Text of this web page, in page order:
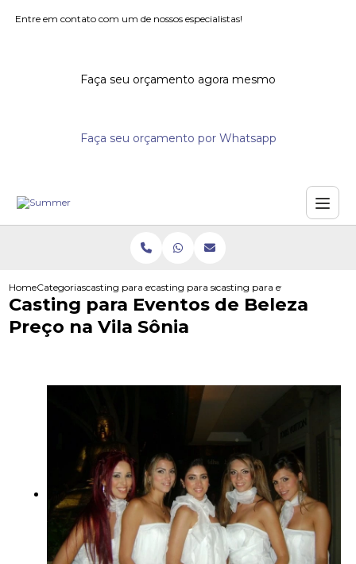
Entre em contato com um de nossos especialistas!
Faça seu orçamento agora mesmo
Faça seu orçamento por Whatsapp
HomeCategoriascasting para eventoscasting para seminarioscasting para eventos de
Casting para Eventos de Beleza
Preço na Vila Sônia